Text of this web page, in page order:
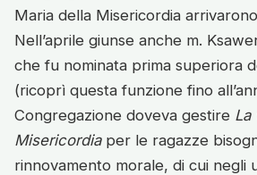
Maria della Misericordia
Nell’aprile giunse anche m.
che fu nominata prima superiora
(ricoprì questa funzione fino
Congregazione doveva gestire La
Misericordiaper le ragazze
rinnovamento morale, di cui negli